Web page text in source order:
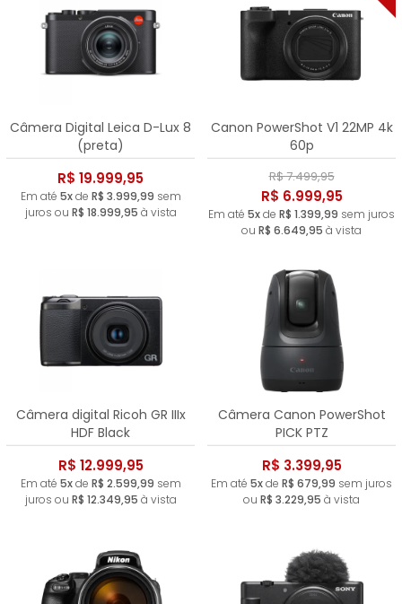
Câmera Digital Leica D-Lux 8
(preta)
R$ 19.999,95
Em até 5xde R$ 3.999,99 sem
juros ou R$ 18.999,95 à vista
Canon PowerShot V1 22MP 4k
60p
R$ 7.499,95
R$ 6.999,95
Em até 5xde R$ 1.399,99 sem juros
ou R$ 6.649,95 à vista
Câmera digital Ricoh GR IIIx
HDF Black
R$ 12.999,95
Em até 5xde R$ 2.599,99 sem
juros ou R$ 12.349,95 à vista
Câmera Canon PowerShot
PICK PTZ
R$ 3.399,95
Em até 5xde R$ 679,99 sem juros
ou R$ 3.229,95 à vista